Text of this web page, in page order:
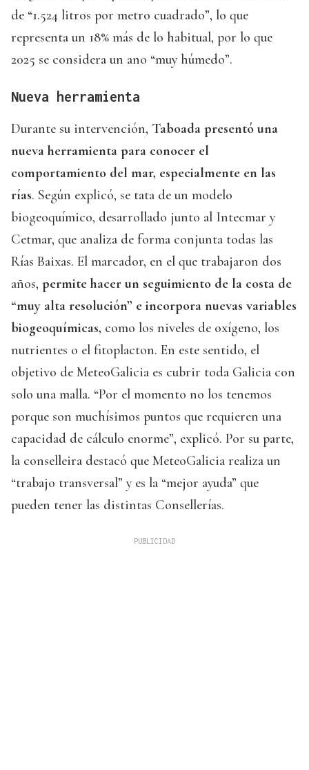
de “1.524 litros por metro cuadrado”, lo que
representa un 18% más de lo habitual, por lo que
2025 se considera un ano “muy húmedo”.
Nueva herramienta
Durante su intervención, Taboada presentó una
nueva herramienta para conocer el
comportamiento del mar, especialmente en las
rías. Según explicó, se tata de un modelo
biogeoquímico, desarrollado junto al Intecmar y
Cetmar, que analiza de forma conjunta todas las
Rías Baixas. El marcador, en el que trabajaron dos
años, permite hacer un seguimiento de la costa de
“muy alta resolución” e incorpora nuevas variables
biogeoquímicas, como los niveles de oxígeno, los
nutrientes o el fitoplacton. En este sentido, el
objetivo de MeteoGalicia es cubrir toda Galicia con
solo una malla. “Por el momento no los tenemos
porque son muchísimos puntos que requieren una
capacidad de cálculo enorme”, explicó. Por su parte,
la conselleira destacó que MeteoGalicia realiza un
“trabajo transversal” y es la “mejor ayuda” que
pueden tener las distintas Consellerías.